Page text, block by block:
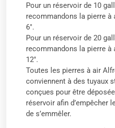
Pour un réservoir de 10
recommandons la pierre
6″.
Pour un réservoir de 20
recommandons la pierre
12″.
Toutes les pierres à air
conviennent à des tuyaux
conçues pour être
réservoir afin d’empêcher
de s’emmêler.